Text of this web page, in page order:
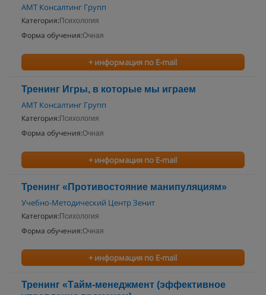
АМТ Консалтинг Групп
Категория: Психология
Форма обучения:Очная
+ информация по E-mail
Тренинг Игры, в которые мы играем
АМТ Консалтинг Групп
Категория: Психология
Форма обучения:Очная
+ информация по E-mail
Тренинг «Противостояние манипуляциям»
Учебно-Методический Центр Зенит
Категория: Психология
Форма обучения:Очная
+ информация по E-mail
Тренинг «Тайм-менеджмент (эффективное